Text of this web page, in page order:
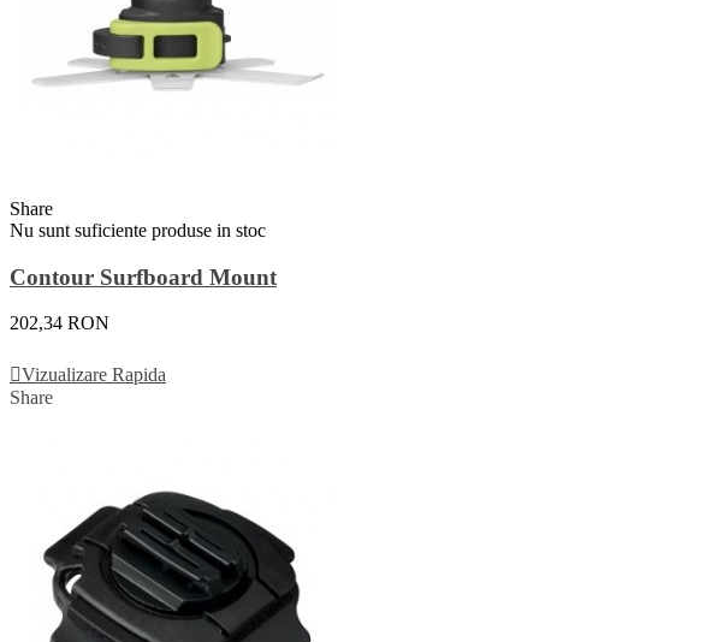
Share
Nu sunt suficiente produse in stoc
Contour Surfboard Mount
202,34 RON
Vizualizare Rapida
Share